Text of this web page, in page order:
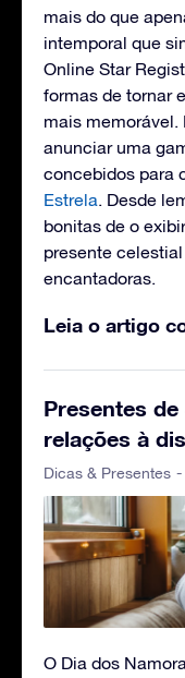
mais do que
intemporal que
Online Star
formas de tornar
mais memorável.
anunciar uma
concebidos para
Estrela. Desde
bonitas de o
presente
encantadoras.
Leia o artigo
Presentes
relações à
Dicas & Presentes -
O Dia dos